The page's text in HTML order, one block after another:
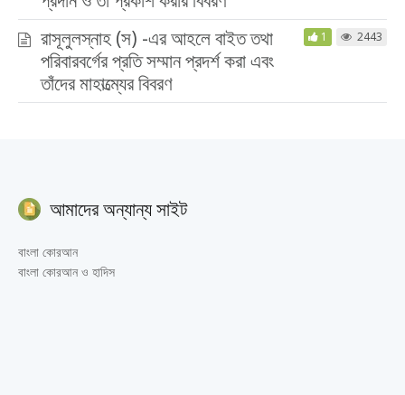
রাসূলুলস্নাহ (স) -এর আহলে বাইত তথা
পরিবারবর্গের প্রতি সম্মান প্রদর্শ করা এবং
তাঁদের মাহাত্ম্যের বিবরণ
1 2443
আমাদের অন্যান্য সাইট
বাংলা কোরআন
বাংলা কোরআন ও হাদিস